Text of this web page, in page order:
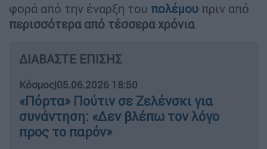
φορά από την έναρξη του πολέμου πριν από
περισσότερα από τέσσερα χρόνια.
ΔΙΑΒΑΣΤΕ ΕΠΙΣΗΣ
Κόσμος|05.06.2026 18:50
«Πόρτα» Πούτιν σε Ζελένσκι για
συνάντηση: «Δεν βλέπω τον λόγο
προς το παρόν»